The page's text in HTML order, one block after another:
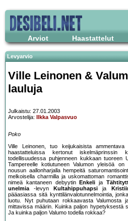
Arviot Haastattelut
Levyarvio
Ville Leinonen &
lauluja
Julkaistu: 27.01.2003
Arvostelija:
Ilkka Valpasvuo
Poko
Ville Leinonen, tuo keijukaisista
haastatteluissa kertonut iskelmäprinssin
todellisuudessa puhjenneen kukkaan tuoreen
Tampereelle kotiutuneen Valumon yleisöä on
nousun aallonharjalla hempeitä
melkoisella charmilla ja uskomattoman
nimeä kantaneen debyytin
Enkeli ja
unelmia-levyn Kultahippuhapsi ja
pääasiassa sitä kynttilänvalotunnelmointia,
luotu. Nyt puhutaan rokkaavasta Valumosta
mittavissa määrin. Kuinka paljon hypetyksestä
Ja kuinka paljon Valumo todella rokkaa?